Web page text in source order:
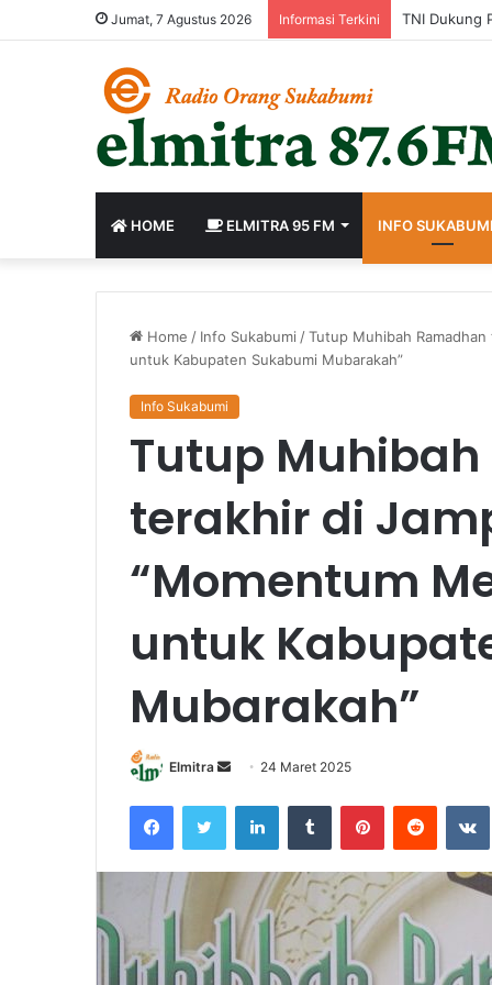
Jumat, 7 Agustus 2026 Informasi Terkini
HOME ELMITRA 95 FM INFO
Home / Info Sukabumi /Tutup Muhibah
untuk Kabupaten Sukabumi Mubarakah”
Info Sukabumi
Tutup
terakhir di
“Momentum
untuk
Mubarakah”
Elmitra
Send
email
24 Maret 2025
FacebookTwitter LinkedInTumblr PinterestReddit